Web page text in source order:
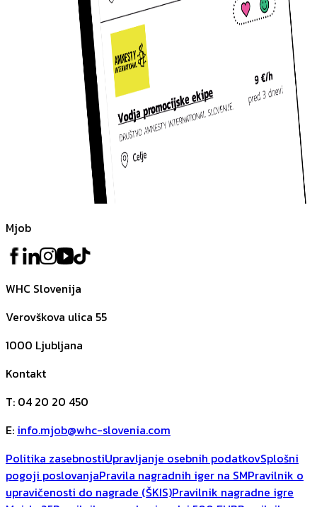
Mjob
WHC Slovenija
Verovškova ulica 55
1000 Ljubljana
Kontakt
T: 04 20 20 450
E: info.mjob@whc-slovenia.com
Politika zasebnostiUpravljanje osebnih podatkovSplošni
pogoji poslovanjaPravila nagradnih iger na SMPravilnik o
upravičenosti do nagrade (ŠKIS)Pravilnik nagradne igre